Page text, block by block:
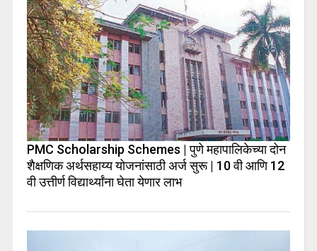
PMC Scholarship Schemes | पुणे महापालिकेच्या दोन
शैक्षणिक अर्थसहाय्य योजनांसाठी अर्ज सुरू | 10 वी आणि 12
वी उत्तीर्ण विद्यार्थ्यांना घेता येणार लाभ